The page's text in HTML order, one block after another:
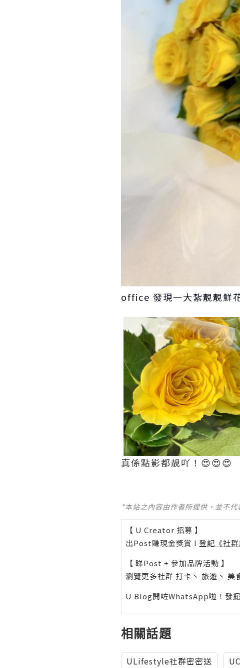
office 發現一大紮靚靚鮮
真係點影都靚吖！😍😍😍
*本站之內容由作者所提供，並不
【 U Creator 招募 】
出Post賺現金獎賞 l 登記《社群
【 睇Post + 參加品牌活動 】
瀏覽更多社群 打卡 丶 旅遊 丶 美
U Blog開咗WhatsApp啦！發
相關話題
ULifestyle社群密密送